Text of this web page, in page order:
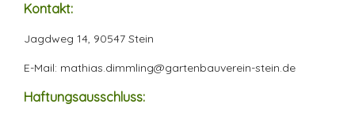
Kontakt:
Jagdweg 14, 90547 Stein
E-Mail: mathias.dimmling@gartenbauverein-stein.de
Haftungsausschluss: